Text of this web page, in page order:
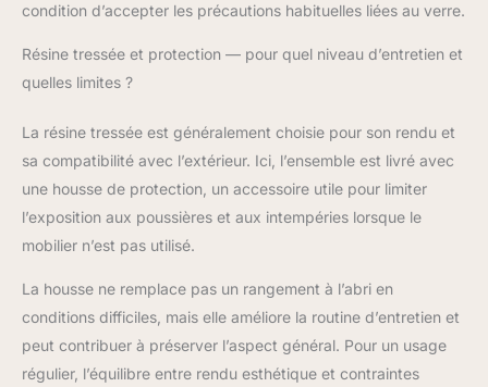
condition d’accepter les précautions habituelles liées au verre.
Résine tressée et protection — pour quel niveau d’entretien et
quelles limites ?
La résine tressée est généralement choisie pour son rendu et
sa compatibilité avec l’extérieur. Ici, l’ensemble est livré avec
une housse de protection, un accessoire utile pour limiter
l’exposition aux poussières et aux intempéries lorsque le
mobilier n’est pas utilisé.
La housse ne remplace pas un rangement à l’abri en
conditions difficiles, mais elle améliore la routine d’entretien et
peut contribuer à préserver l’aspect général. Pour un usage
régulier, l’équilibre entre rendu esthétique et contraintes